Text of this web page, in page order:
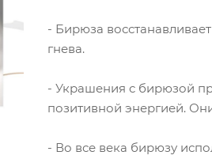
- Бирюза
гнева.
- Украшения с бирюзой
позитивной энергией.
- Во все века бирюзу